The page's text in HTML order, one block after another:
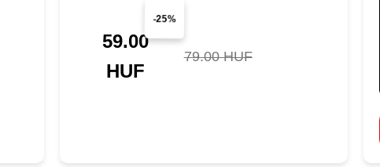
-25%
59.00
HUF
79.00 HUF